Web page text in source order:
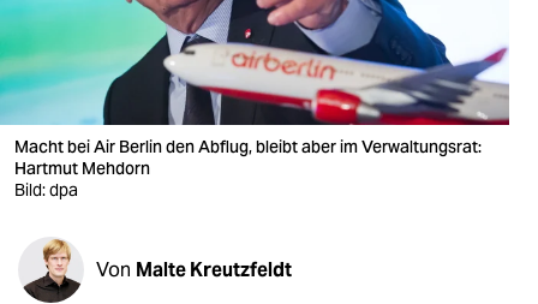
verlag
verlag
veranstaltungen
shop
fragen & hilfe
unterstützen
Macht bei Air Berlin den Abflug, bleibt aber im Verwaltungsrat:
Hartmut Mehdorn
Bild: dpa
Von Malte Kreutzfeldt